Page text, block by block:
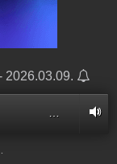
2026.03.09.